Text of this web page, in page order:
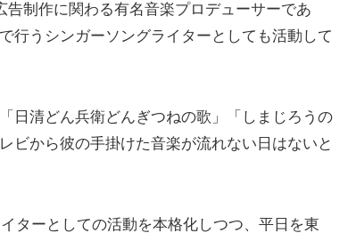
告制作に関わる有名音楽プロデューサーであ
行うシンガーソングライターとしても活動して
日清どん兵衛どんぎつねの歌」「しまじろうの
ビから彼の手掛けた音楽が流れない日はないと
ターとしての活動を本格化しつつ、平日を東